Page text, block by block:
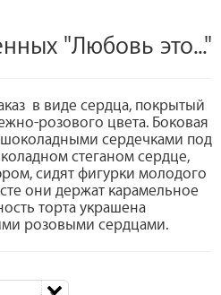
"Любовь это..."
в виде сердца, покрытый
розового цвета. Боковая
сердечками под
стеганом сердце,
сидят фигурки молодого
они держат карамельное
торта украшена
розовыми сердцами.